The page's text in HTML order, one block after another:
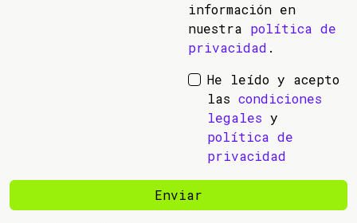
información en
nuestra política de
privacidad .
He leído y acepto
las condiciones
legales y
política de
privacidad
Enviar